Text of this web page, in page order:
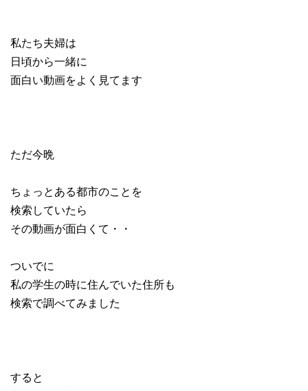
私たち夫婦は
日頃から一緒に
面白い動画をよく見てます
ただ今晩
ちょっとある都市のことを
検索していたら
その動画が面白くて・・
ついでに
私の学生の時に住んでいた住所も
検索で調べてみました
すると